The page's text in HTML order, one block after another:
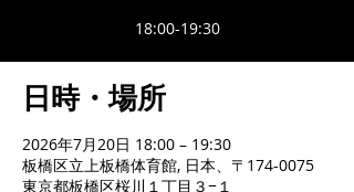
18:00-19:30
日時・場所
2026年7月20日 18:00 – 19:30
板橋区立上板橋体育館, 日本、〒174-0075
東京都板橋区桜川１丁目３−１